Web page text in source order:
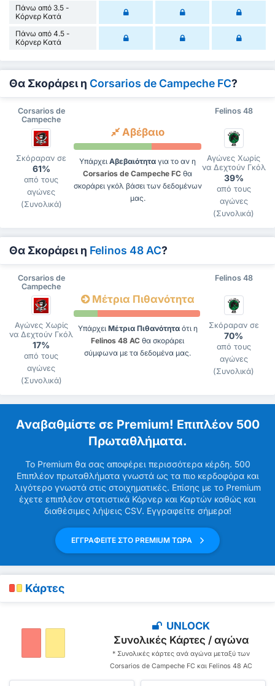
Πάνω από 3.5 -
Κόρνερ Κατά
Πάνω από 4.5 -
Κόρνερ Κατά
Θα Σκοράρει η Corsarios de Campeche FC?
Corsarios de
Campeche
Felinos 48
Σκόραραν σε
61%
από τους
αγώνες
(Συνολικά)
Αβέβαιο
Υπάρχει Αβεβαιότητα για το αν η
Corsarios de Campeche FC θα
σκοράρει γκόλ βάσει των δεδομένων
μας.
Αγώνες Χωρίς
να Δεχτούν Γκόλ
39%
από τους
αγώνες
(Συνολικά)
Θα Σκοράρει η Felinos 48 AC?
Corsarios de
Campeche
Felinos 48
Αγώνες Χωρίς
να Δεχτούν Γκόλ
17%
από τους
αγώνες
(Συνολικά)
Μέτρια Πιθανότητα
Υπάρχει Μέτρια Πιθανότηταότι η
Felinos 48 AC θα σκοράρει
σύμφωνα με τα δεδομένα μας.
Σκόραραν σε
70%
από τους
αγώνες
(Συνολικά)
Αναβαθμίστε σε Premium! Επιπλέον 500
Πρωταθλήματα.
Το Premium θα σας αποφέρει περισσότερα κέρδη. 500
Επιπλέον πρωταθλήματα γνωστά ως τα πιο κερδοφόρα και
λιγότερο γνωστά στις στοιχηματικές. Επίσης με το Premium
έχετε επιπλέον στατιστικά Κόρνερ και Καρτών καθώς και
διαθέσιμες λήψεις CSV. Εγγραφείτε σήμερα!
ΕΓΓΡΑΦΕΙΤΕ ΣΤΟ PREMIUM ΤΩΡΑ
Κάρτες
UNLOCK
Συνολικές Κάρτες / αγώνα
* Συνολικές κάρτες ανά αγώνα μεταξύ των
Corsarios de Campeche FC και Felinos 48 AC